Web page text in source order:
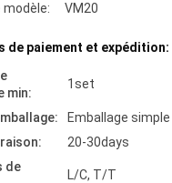
modèle:
VM20
de paiement et expédition:
min:
1set
Emballage simple
20-30days
de
L/C, T/T